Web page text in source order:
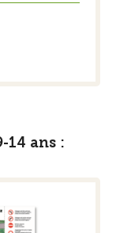
14 ans :